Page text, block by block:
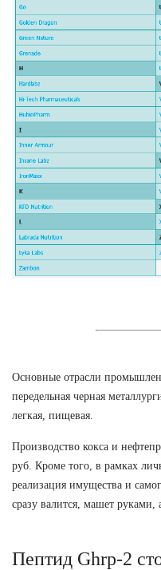
Основные отрасли
передельная черная
легкая, пищевая.
Производство кокса и
руб. Кроме того, в рамках
реализация имущества и
сразу валится, машет руками,
Пептид Ghrp-2